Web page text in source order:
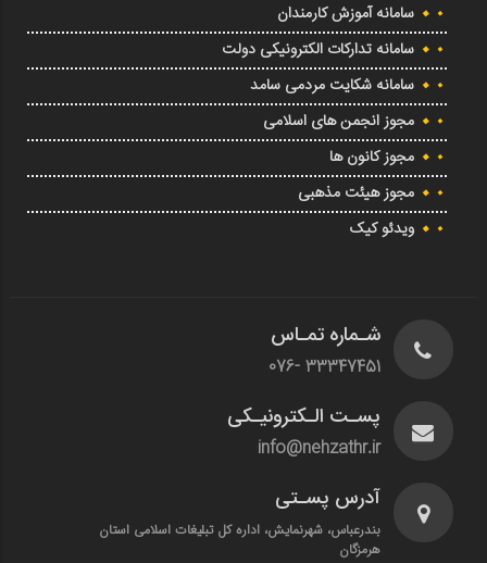
سامانه آموزش کارمندان
سامانه تدارکات الکترونیکی دولت
سامانه شکایت مردمی سامد
مجوز انجمن های اسلامی
مجوز کانون ها
مجوز هیئت مذهبی
ویدئو کیک
شـماره تمـاس
33347451 -076
پسـت الـکترونیـکی
info@nehzathr.ir
آدرس پسـتی
بندرعباس، شهرنمایش، اداره کل تبلیغات اسلامی استان
هرمزگان